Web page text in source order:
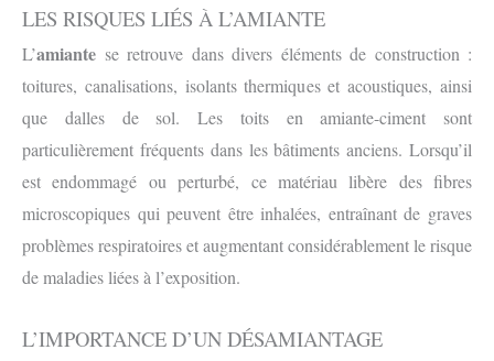
LES RISQUES LIÉS À L’AMIANTE
L’amiante se retrouve dans divers éléments de construction :
toitures, canalisations, isolants thermiques et acoustiques, ainsi
que dalles de sol. Les toits en amiante-ciment sont
particulièrement fréquents dans les bâtiments anciens. Lorsqu’il
est endommagé ou perturbé, ce matériau libère des fibres
microscopiques qui peuvent être inhalées, entraînant de graves
problèmes respiratoires et augmentant considérablement le risque
de maladies liées à l’exposition.
L’IMPORTANCE D’UN DÉSAMIANTAGE